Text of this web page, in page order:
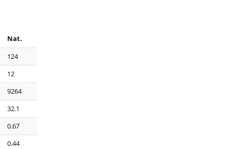
Nat.
124
12
9264
32.1
0.67
0.44